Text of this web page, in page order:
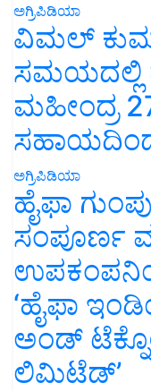
ಅಗ್ರಿಪಿಡಿಯಾ
ವಿಮಲ್
ಸಮಯದಲ್ಲಿ
ಮಹೀಂದ್ರ
ಅಗ್ರಿಪಿಡಿಯಾ
ಹೈಫಾ
ಸಂಪೂರ್ಣ
‘ಹೈಫಾ
ಅಂಡ್
ಲಿಮಿಟೆಡ್’